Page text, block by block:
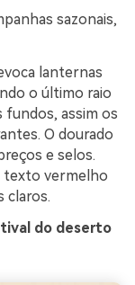
sazonais,
lanternas
o último raio
fundos, assim os
O dourado
e selos.
texto vermelho
claros.
do deserto